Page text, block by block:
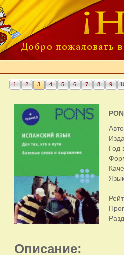
1 2 3 4 5 6 7 8 9
Год
Описание: